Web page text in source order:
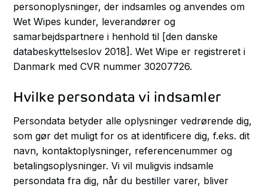
personoplysninger, der indsamles og anvendes om
Wet Wipes kunder, leverandører og
samarbejdspartnere i henhold til [den danske
databeskyttelseslov 2018]. Wet Wipe er registreret i
Danmark med CVR nummer 30207726.
Hvilke persondata vi indsamler
Persondata betyder alle oplysninger vedrørende dig,
som gør det muligt for os at identificere dig, f.eks. dit
navn, kontaktoplysninger, referencenummer og
betalingsoplysninger. Vi vil muligvis indsamle
persondata fra dig, når du bestiller varer, bliver